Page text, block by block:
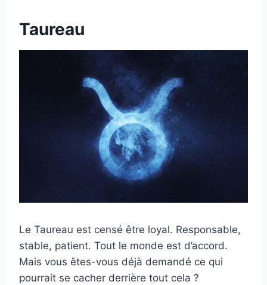
Taureau
Le Taureau est censé être loyal. Responsable,
stable, patient. Tout le monde est d’accord.
Mais vous êtes-vous déjà demandé ce qui
pourrait se cacher derrière tout cela ?